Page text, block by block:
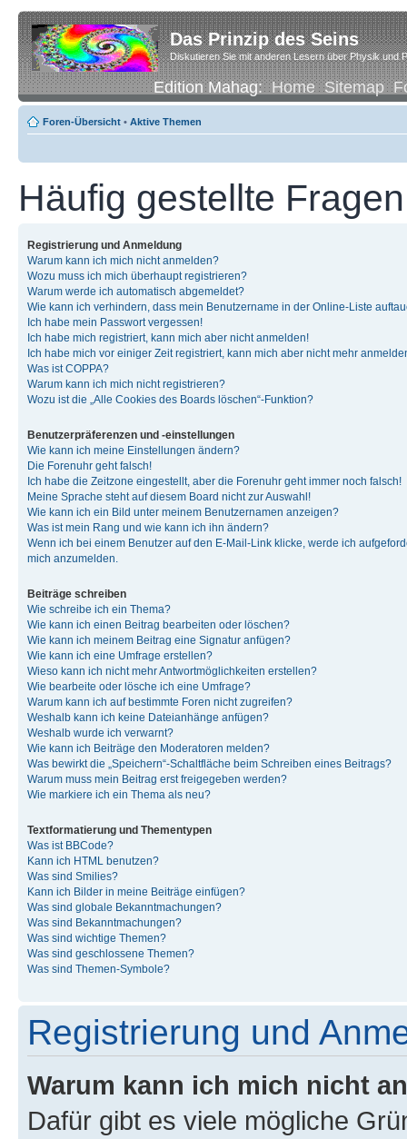
Das Prinzip des Seins
Diskutieren Sie mit anderen Lesern über Physik und
Edition Mahag:Home Sitemap
Foren-Übersicht • Aktive Themen
Häufig gestellte Fragen
Registrierung und Anmeldung
Warum kann ich mich nicht anmelden?
Wozu muss ich mich überhaupt registrieren?
Warum werde ich automatisch abgemeldet?
Wie kann ich verhindern, dass mein Benutzername in der Online-Liste
Ich habe mein Passwort vergessen!
Ich habe mich registriert, kann mich aber nicht anmelden!
Ich habe mich vor einiger Zeit registriert, kann mich aber nicht mehr
Was ist COPPA?
Warum kann ich mich nicht registrieren?
Wozu ist die „Alle Cookies des Boards löschen“-Funktion?
Benutzerpräferenzen und -einstellungen
Wie kann ich meine Einstellungen ändern?
Die Forenuhr geht falsch!
Ich habe die Zeitzone eingestellt, aber die Forenuhr geht immer noch falsch!
Meine Sprache steht auf diesem Board nicht zur Auswahl!
Wie kann ich ein Bild unter meinem Benutzernamen anzeigen?
Was ist mein Rang und wie kann ich ihn ändern?
Wenn ich bei einem Benutzer auf den E-Mail-Link klicke, werde ich
mich anzumelden.
Beiträge schreiben
Wie schreibe ich ein Thema?
Wie kann ich einen Beitrag bearbeiten oder löschen?
Wie kann ich meinem Beitrag eine Signatur anfügen?
Wie kann ich eine Umfrage erstellen?
Wieso kann ich nicht mehr Antwortmöglichkeiten erstellen?
Wie bearbeite oder lösche ich eine Umfrage?
Warum kann ich auf bestimmte Foren nicht zugreifen?
Weshalb kann ich keine Dateianhänge anfügen?
Weshalb wurde ich verwarnt?
Wie kann ich Beiträge den Moderatoren melden?
Was bewirkt die „Speichern“-Schaltfläche beim Schreiben eines Beitrags?
Warum muss mein Beitrag erst freigegeben werden?
Wie markiere ich ein Thema als neu?
Textformatierung und Thementypen
Was ist BBCode?
Kann ich HTML benutzen?
Was sind Smilies?
Kann ich Bilder in meine Beiträge einfügen?
Was sind globale Bekanntmachungen?
Was sind Bekanntmachungen?
Was sind wichtige Themen?
Was sind geschlossene Themen?
Was sind Themen-Symbole?
Registrierung und
Warum kann ich mich nicht
Dafür gibt es viele mögliche